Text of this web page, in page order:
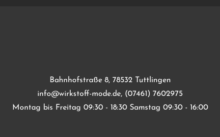
Bahnhofstraße 8, 78532 Tuttlingen
info@wirkstoff-mode.de, (07461) 7602975
Montag bis Freitag 09:30 - 18:30 Samstag 09:30 - 16:00